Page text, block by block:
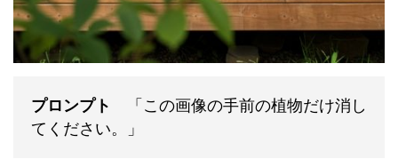
プロンプト
「この画像の手前の植物だけ消し
てください。」